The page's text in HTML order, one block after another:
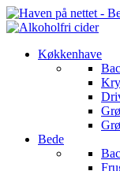
Køkkenhave
Bede